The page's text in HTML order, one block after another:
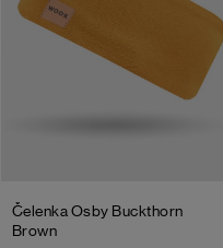
Čelenka Osby Buckthorn
Brown